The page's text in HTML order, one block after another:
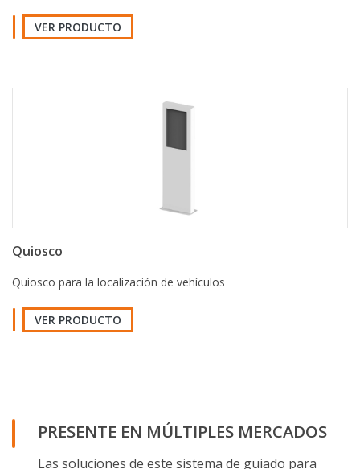
VER PRODUCTO
Quiosco
Quiosco para la localización de vehículos
VER PRODUCTO
PRESENTE EN MÚLTIPLES MERCADOS
Las soluciones de este sistema de guiado para